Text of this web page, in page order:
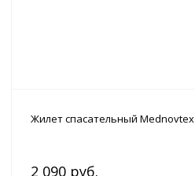
Жилет спасательный Mednovtex
2 090 руб.